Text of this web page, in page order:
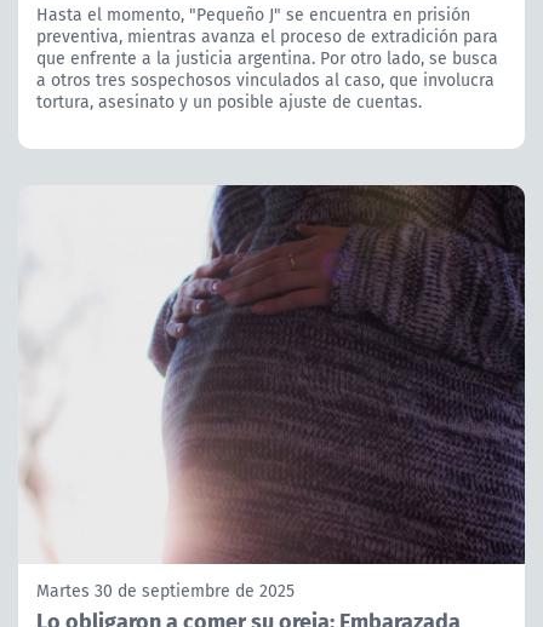
Hasta el momento, "Pequeño J" se encuentra en prisión
preventiva, mientras avanza el proceso de extradición para
que enfrente a la justicia argentina. Por otro lado, se busca
a otros tres sospechosos vinculados al caso, que involucra
tortura, asesinato y un posible ajuste de cuentas.
Martes 30 de septiembre de 2025